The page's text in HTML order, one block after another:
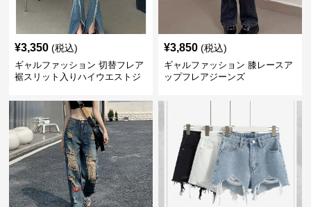
¥3,350 (税込)
ギャルファッション 切替フレア
裾スリット入りハイウエストジ
¥3,850 (税込)
ギャルファッション 膝レースア
ップフレアジーンズ